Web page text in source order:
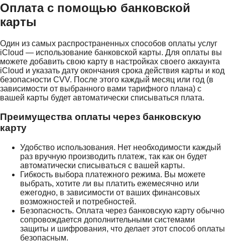
Оплата с помощью банковской
карты
Один из самых распространенных способов оплаты услуг
iCloud — использование банковской карты. Для оплаты вы
можете добавить свою карту в настройках своего аккаунта
iCloud и указать дату окончания срока действия карты и код
безопасности CVV. После этого каждый месяц или год (в
зависимости от выбранного вами тарифного плана) с
вашей карты будет автоматически списываться плата.
Преимущества оплаты через банковскую
карту
Удобство использования. Нет необходимости каждый
раз вручную производить платеж, так как он будет
автоматически списываться с вашей карты.
Гибкость выбора платежного режима. Вы можете
выбрать, хотите ли вы платить ежемесячно или
ежегодно, в зависимости от ваших финансовых
возможностей и потребностей.
Безопасность. Оплата через банковскую карту обычно
сопровождается дополнительными системами
защиты и шифрования, что делает этот способ оплаты
безопасным.